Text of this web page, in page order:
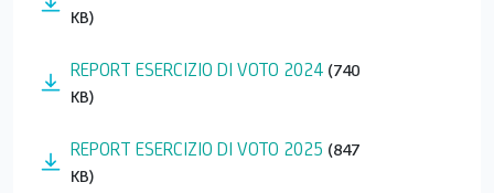
KB)
REPORT ESERCIZIO DI VOTO 2024 (740
KB)
REPORT ESERCIZIO DI VOTO 2025 (847
KB)